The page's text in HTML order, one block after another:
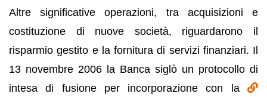
Altre significative operazioni, tra acquisizioni e
costituzione di nuove società, riguardarono il
risparmio gestito e la fornitura di servizi finanziari. Il
13 novembre 2006 la Banca siglò un protocollo di
intesa di fusione per incorporazione con la